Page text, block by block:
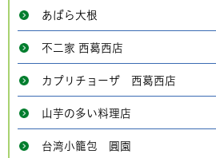
あばら大根
不二家 西葛西店
カプリチョーザ 西葛西店
山芋の多い料理店
台湾小籠包 圓園